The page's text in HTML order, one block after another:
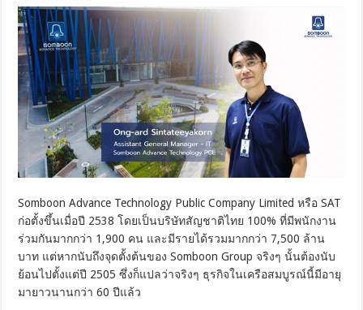
Somboon Advance Technology Public Company Limited หรือ SAT
ก่อตั้งขึ้นเมื่อปี 2538 โดยเป็นบริษัทสัญชาติไทย 100% ที่มีพนักงาน
ร่วมกันมากกว่า 1,900 คน และมีรายได้รวมมากกว่า 7,500 ล้าน
บาท แต่หากนับถึงจุดตั้งต้นของ Somboon Group จริงๆ นั้นต้องนับ
ย้อนไปตั้งแต่ปี 2505 ซึ่งก็แปลว่าจริงๆ ธุรกิจในเครือสมบูรณ์นี้มีอายุ
มายาวนานกว่า 60 ปีแล้ว